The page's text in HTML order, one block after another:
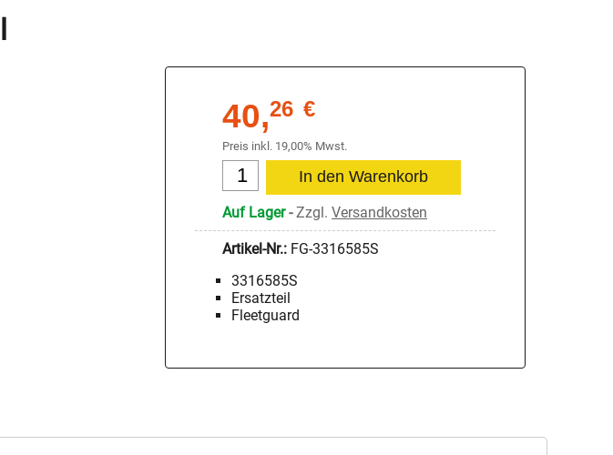
40,26 €
Preis inkl. 19,00% Mwst.
Auf Lager-Zzgl. Versandkosten
Artikel-Nr.: FG-3316585S
3316585S
Ersatzteil
Fleetguard